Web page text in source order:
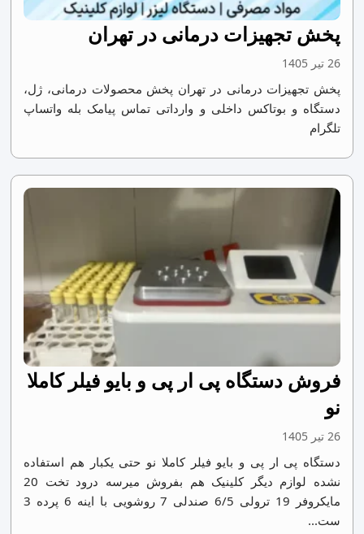
پخش تجهیزات درمانی در تهران
26 تیر 1405
پخش تجهیزات درمانی در تهران پخش محصولات درمانی، ژل،
دستگاه و بوتاکس داخلی و وارداتی تماس پیامک بله واتساپ
تلگرام
فروش دستگاه پی ار پی و بایو فیلر کاملا
نو
26 تیر 1405
دستگاه پی ار پی و بایو فیلر کاملا نو حتی یکبار هم استفاده
نشده لوازم دیگر کلینیک هم بفروش میرسه درود تخت 20
مایکروفر 19 ترولی 6/5 صندلی 7 روشویی با اینه 6 پرده 3
ست...